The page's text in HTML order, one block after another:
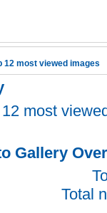
12 most viewed images
12 most
Gallery
Total